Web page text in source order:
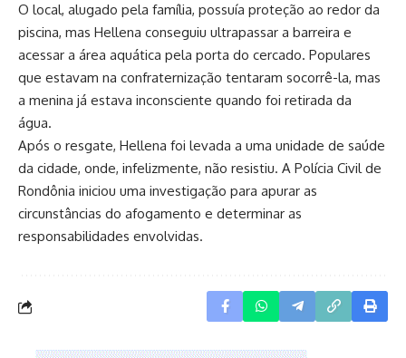
O local, alugado pela família, possuía proteção ao redor da
piscina, mas Hellena conseguiu ultrapassar a barreira e
acessar a área aquática pela porta do cercado. Populares
que estavam na confraternização tentaram socorrê-la, mas
a menina já estava inconsciente quando foi retirada da
água.
Após o resgate, Hellena foi levada a uma unidade de saúde
da cidade, onde, infelizmente, não resistiu. A Polícia Civil de
Rondônia iniciou uma investigação para apurar as
circunstâncias do afogamento e determinar as
responsabilidades envolvidas.